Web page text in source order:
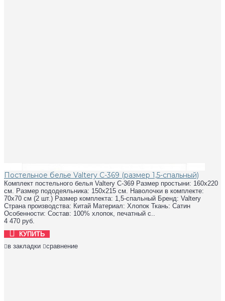
Постельное белье Valtery C-369 (размер 1,5-спальный)
Комплект постельного белья Valtery C-369 Размер простыни: 160х220
см. Размер пододеяльника: 150х215 см. Наволочки в комплекте:
70х70 см (2 шт.) Размер комплекта: 1,5-спальный Бренд: Valtery
Страна производства: Китай Материал: Хлопок Ткань: Сатин
Особенности: Состав: 100% хлопок, печатный с..
4 470 руб.
КУПИТЬ
в закладки
сравнение